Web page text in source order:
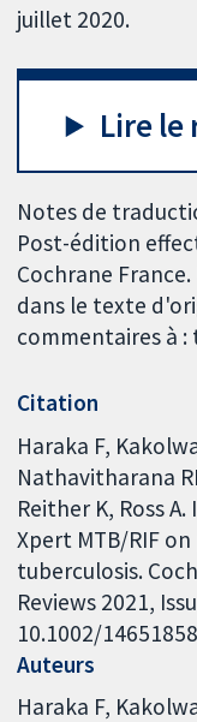
juillet 2020.
Lire le
Notes de
Post-édition
Cochrane
dans le texte
commentaires à
Citation
Haraka F,
Nathavitharana
Reither K, Ross
Xpert MTB/RIF
tuberculosis.
Reviews 2021,
10.1002/
Auteurs
Haraka F